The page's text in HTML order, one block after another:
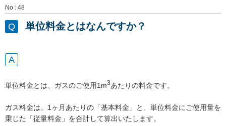
No : 48
単位料金とはなんですか？
単位料金とは、ガスのご使用1m3あたりの料金です。
ガス料金は、1ヶ月あたりの「基本料金」と、単位料金にご使用量を
乗じた「従量料金」を合計して算出いたします。